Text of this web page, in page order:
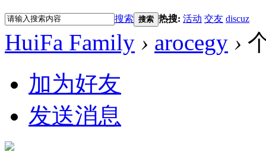
搜索 搜索 热搜: 活动 交友 discuz
HuiFa Family › arocegy ›
加为好友
发送消息